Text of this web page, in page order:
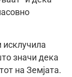
исклучила
значи дека
на Земјата.